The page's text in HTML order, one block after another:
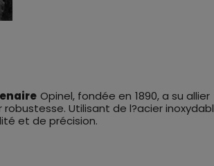
Opinel, fondée en 1890, a su
Utilisant de l?acier
et de précision.